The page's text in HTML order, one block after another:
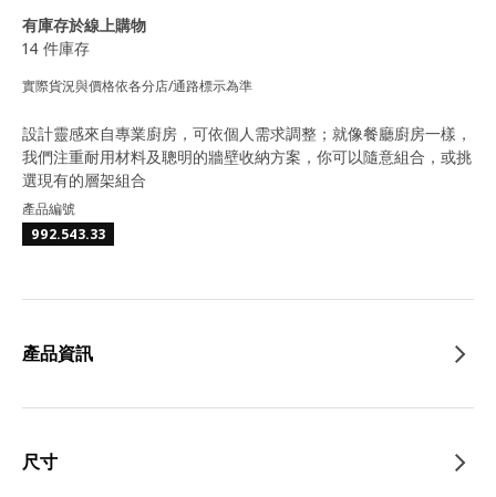
有庫存於線上購物
14 件庫存
實際貨況與價格依各分店/通路標示為準
設計靈感來自專業廚房，可依個人需求調整；就像餐廳廚房一樣，
我們注重耐用材料及聰明的牆壁收納方案，你可以隨意組合，或挑
選現有的層架組合
產品編號
992.543.33
產品資訊
尺寸